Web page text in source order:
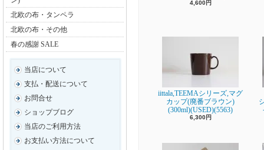
北欧の布・タンペラ
北欧の布・その他
春の感謝 SALE
当店について
支払・配送について
お問合せ
ショップブログ
当店のご利用方法
お支払い方法について
4,600円
iittala,TEEMAシリーズ,マグ
カップ(廃番ブラウン)
(300ml)(USED)(5563)
6,300円